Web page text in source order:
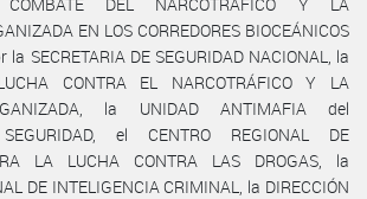
EN LOS CORREDORES BIOCEÁNICOS
SECRETARIA DE SEGURIDAD NACIONAL, la
CONTRA EL NARCOTRÁFICO Y LA
la UNIDAD ANTIMAFIA del
el CENTRO REGIONAL DE
LA LUCHA CONTRA LAS DROGAS, la
DE INTELIGENCIA CRIMINAL, la DIRECCIÓN